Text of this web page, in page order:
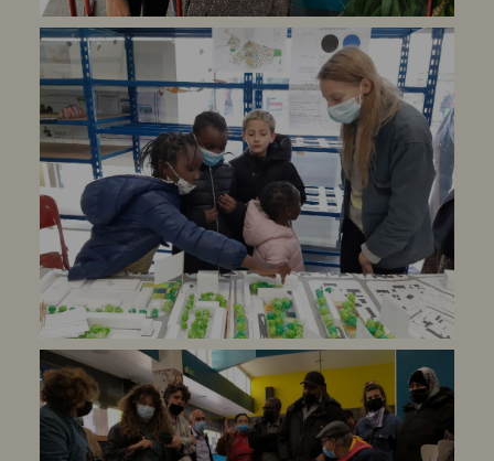
Une illustration de Laura Abry & Sean Fangous
Entre les rideaux de fer tirés du
centre commercial et les débris
d’incendie, les Tilleuls semblent à
l’abandon. Pourtant, derrière la vitre
embuée du Tilia, le café associatif du
quartier, des bénévoles s’affairent
encore, obstinés à maintenir un peu de
vie au cœur du vide. Mais pour combien
de temps ? Sous le coup d’une procédure
d’expulsion, l’association, active
depuis quinze ans, doit quitter son
local au nom du renouvellement urbain
du quartier. Et si des solutions de
relogement existent, elles demeurent
bloquées par un verrou politique qui
interroge les libertés associatives :